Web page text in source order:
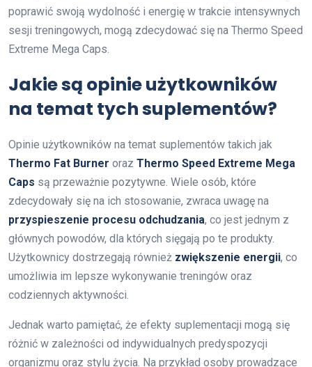
poprawić swoją wydolność i energię w trakcie intensywnych
sesji treningowych, mogą zdecydować się na Thermo Speed
Extreme Mega Caps.
Jakie są opinie użytkowników
na temat tych suplementów?
Opinie użytkowników na temat suplementów takich jak
Thermo Fat Burner oraz Thermo Speed Extreme Mega
Caps są przeważnie pozytywne. Wiele osób, które
zdecydowały się na ich stosowanie, zwraca uwagę na
przyspieszenie procesu odchudzania, co jest jednym z
głównych powodów, dla których sięgają po te produkty.
Użytkownicy dostrzegają również zwiększenie energii, co
umożliwia im lepsze wykonywanie treningów oraz
codziennych aktywności.
Jednak warto pamiętać, że efekty suplementacji mogą się
różnić w zależności od indywidualnych predyspozycji
organizmu oraz stylu życia. Na przykład osoby prowadzące